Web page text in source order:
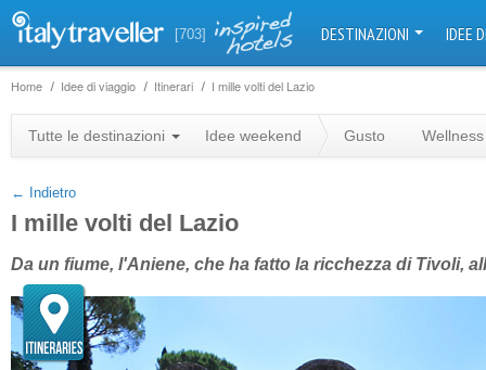
[703] DESTINAZIONI IDEE
Home Idee di viaggio Itinerari I mille volti del Lazio
Tutte le destinazioni Idee weekend Gusto Wellness
← Indietro
I mille volti del Lazio
Da un fiume, l'Aniene, che ha fatto la ricchezza di Tivoli,
+
−